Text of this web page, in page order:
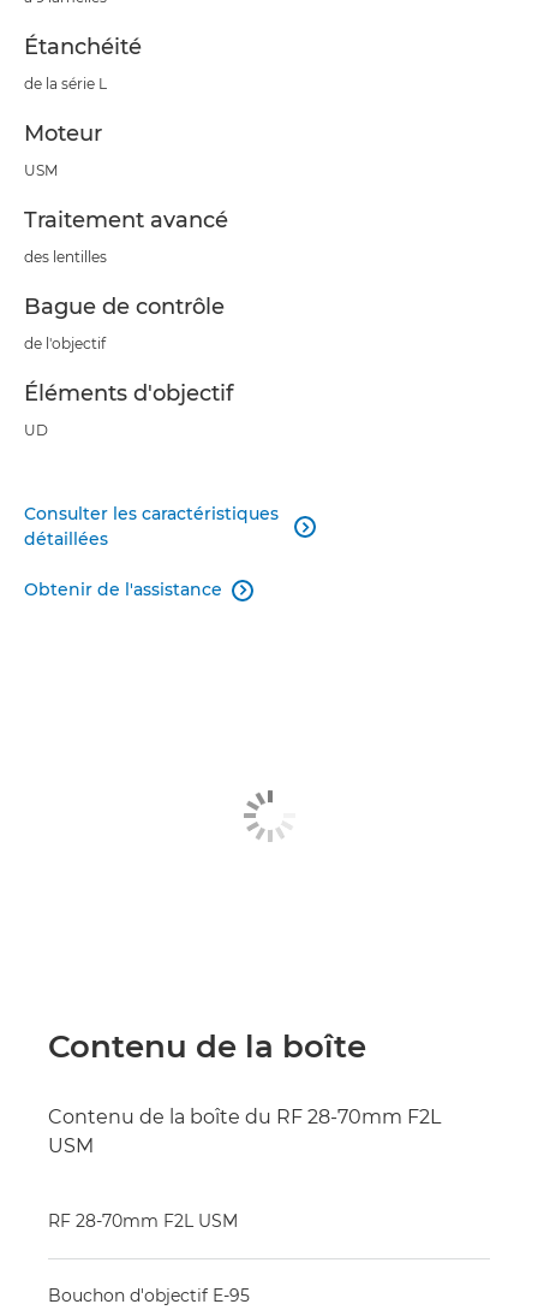
Étanchéité
de la série L
Moteur
USM
Traitement avancé
des lentilles
Bague de contrôle
de l'objectif
Éléments d'objectif
UD
Consulter les caractéristiques
détaillées

Obtenir de l'assistance 
Contenu de la boîte
Contenu de la boîte du RF 28-70mm F2L
USM
RF 28-70mm F2L USM
Bouchon d'objectif E-95